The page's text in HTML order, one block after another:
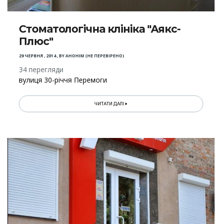
Стоматологічна клініка "Аякс-
Плюс"
29 ЧЕРВНЯ , 2014,BYАНОНІМ (НЕ ПЕРЕВІРЕНО)
34 перегляди
вулиця 30-річчя Перемоги
ЧИТАТИ ДАЛІ